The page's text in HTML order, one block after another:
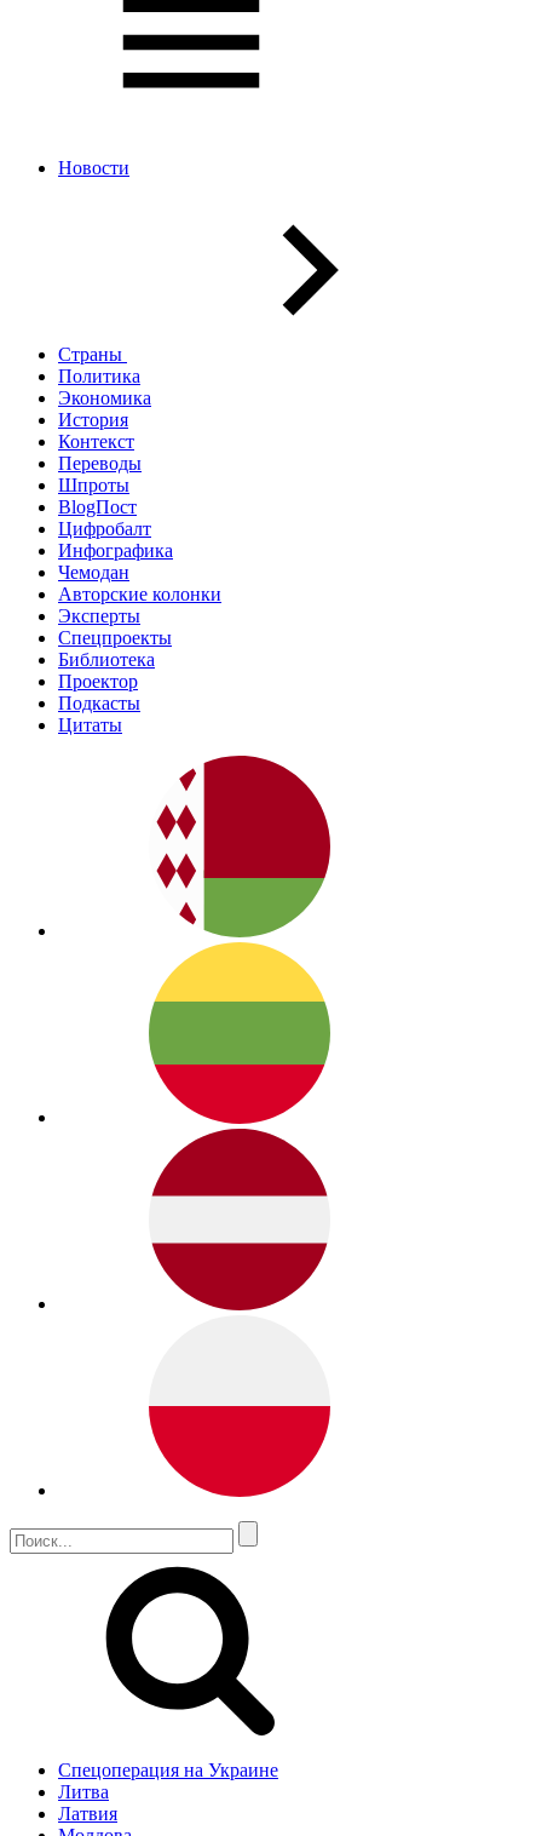
Новости
Страны
Политика
Экономика
История
Контекст
Переводы
Шпроты
BlogПост
Цифробалт
Инфографика
Чемодан
Авторские колонки
Эксперты
Спецпроекты
Библиотека
Проектор
Подкасты
Цитаты
Спецоперация на Украине
Литва
Латвия